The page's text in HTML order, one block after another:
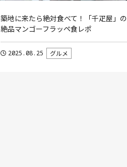
築地に来たら絶対食べて！「千疋屋」の
絶品マンゴーフラッペ食レポ
2025.08.25 グルメ